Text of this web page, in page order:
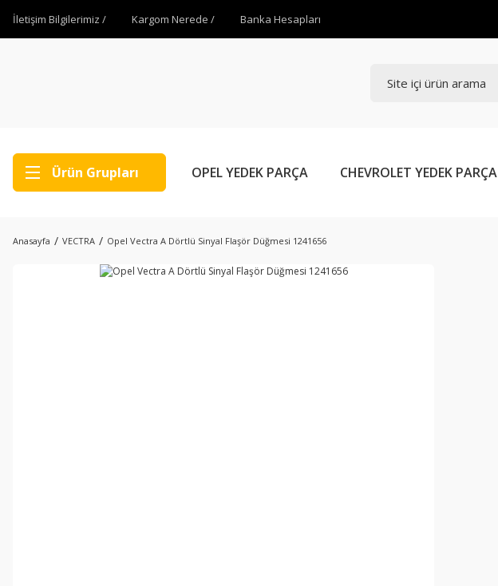
İletişim Bilgilerimiz / Kargom Nerede / Banka Hesapları
Ürün Grupları OPEL YEDEK PARÇA CHEVROLET YEDEK PARÇA
Anasayfa VECTRA Opel Vectra A Dörtlü Sinyal Flaşör Düğmesi 1241656